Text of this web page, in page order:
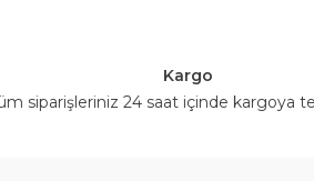
Kargo
siparişleriniz 24 saat içinde kargoya